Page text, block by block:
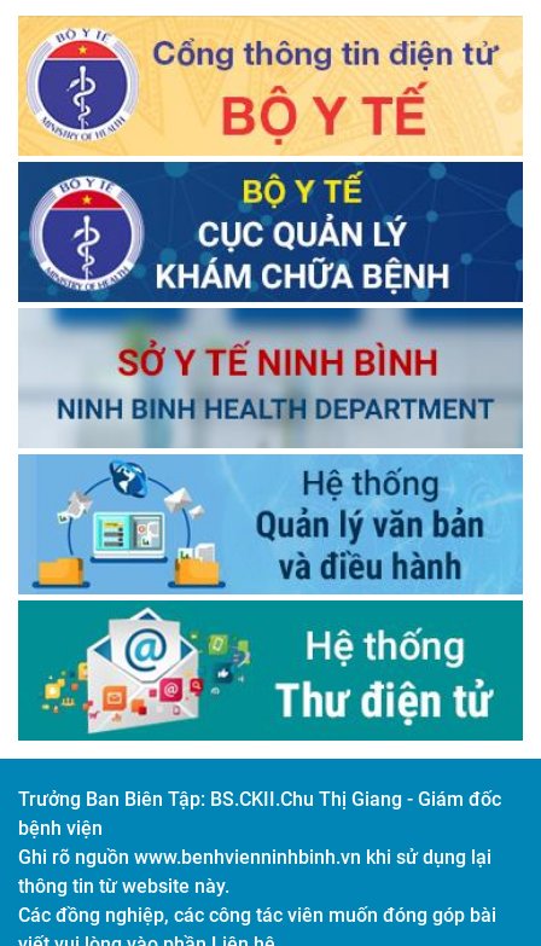
Trưởng Ban Biên Tập: BS.CKII.Chu Thị Giang - Giám đốc
bệnh viện
Ghi rõ nguồn www.benhvienninhbinh.vn khi sử dụng lại
thông tin từ website này.
Các đồng nghiệp, các công tác viên muốn đóng góp bài